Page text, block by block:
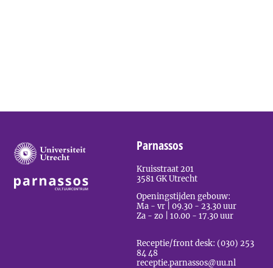
Parnassos
Kruisstraat 201
3581 GK Utrecht
Openingstijden gebouw:
Ma - vr | 09.30 - 23.30 uur
Za - zo | 10.00 - 17.30 uur
Receptie/front desk: (030) 253
84 48
receptie.parnassos@uu.nl